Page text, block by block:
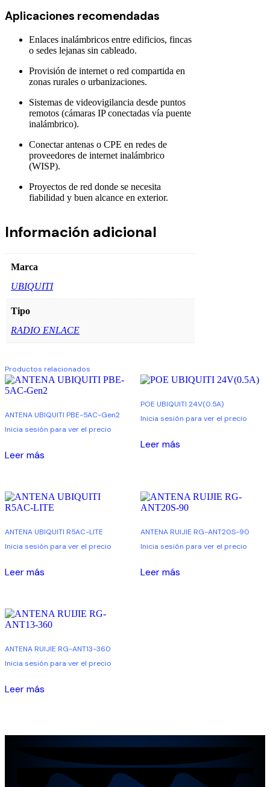
Aplicaciones recomendadas
Enlaces inalámbricos entre edificios, fincas
o sedes lejanas sin cableado.
Provisión de internet o red compartida en
zonas rurales o urbanizaciones.
Sistemas de videovigilancia desde puntos
remotos (cámaras IP conectadas vía puente
inalámbrico).
Conectar antenas o CPE en redes de
proveedores de internet inalámbrico
(WISP).
Proyectos de red donde se necesita
fiabilidad y buen alcance en exterior.
Información adicional
Marca
UBIQUITI
Tipo
RADIO ENLACE
Productos relacionados
ANTENA UBIQUITI PBE-5AC-Gen2
Inicia sesión para ver el precio
Leer más
POE UBIQUITI 24V(0.5A)
Inicia sesión para ver el precio
Leer más
ANTENA UBIQUITI R5AC-LITE
Inicia sesión para ver el precio
Leer más
ANTENA RUIJIE RG-ANT20S-90
Inicia sesión para ver el precio
Leer más
ANTENA RUIJIE RG-ANT13-360
Inicia sesión para ver el precio
Leer más